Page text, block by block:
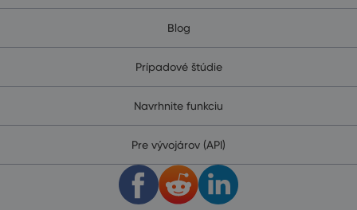
Blog
Prípadové štúdie
Navrhnite funkciu
Pre vývojárov (API)